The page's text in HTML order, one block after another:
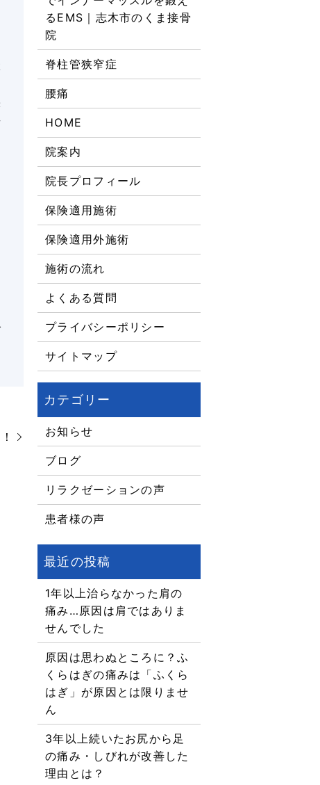
るEMS｜志木市のくま接骨
院
脊柱管狭窄症
腰痛
HOME
院案内
院長プロフィール
保険適用施術
保険適用外施術
施術の流れ
よくある質問
プライバシーポリシー
サイトマップ
お知らせ
ブログ
リラクゼーションの声
患者様の声
1年以上治らなかった肩の
痛み…原因は肩ではありま
せんでした
原因は思わぬところに？ふ
くらはぎの痛みは「ふくら
はぎ」が原因とは限りませ
ん
3年以上続いたお尻から足
の痛み・しびれが改善した
理由とは？